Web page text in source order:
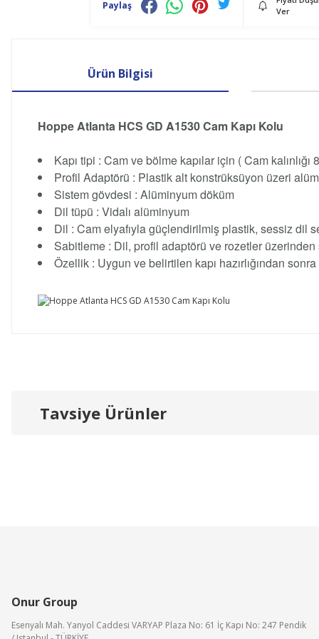
Paylaş
Ver
Ürün Bilgisi
Hoppe Atlanta HCS GD A1530 Cam Kapı Kolu
Kapı tipi : Cam ve bölme kapılar için ( Cam kalınlığı
Profil Adaptörü : Plastik alt konstrüksüyon üzeri
Sistem gövdesi : Alüminyum döküm
Dil tüpü : Vidalı alüminyum
Dil : Cam elyafıyla güçlendirilmiş plastik, sessiz dil
Sabitleme : Dil, profil adaptörü ve rozetler üzerinden
Özellik : Uygun ve belirtilen kapı hazırlığından
Ürün resmi kalitesiz, bozuk veya görüntülenemiyor.
Tavsiye Ürünler
Onur Group
Esenyalı Mah. Yanyol Caddesi VARYAP Plaza No: 61 İç Kapı No: 247 Pendik